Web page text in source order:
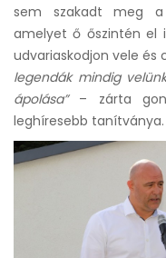
sem szakadt meg a
amelyet ő őszintén el
udvariaskodjon vele és
legendák mindig
ápolása”– zárta
leghíresebb tanítványa.